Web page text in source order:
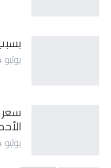
يوليو 24, 2026
يوليو 24, 2026